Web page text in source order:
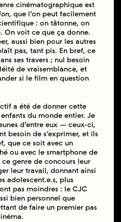
cinématographique est
, que l’on peut facilement
: on tâtonne, on
On voit ce que ça donne.
aussi bien pour les autres
pas, tant pis. En bref, ce
ses travers ; nul besoin
de vraisemblance, et
si le film en question
a été de donner cette
du monde entier. Je
d’entre eux — ceux-ci,
besoin de s’exprimer, et ils
que ce soit avec un
ou avec le smartphone de
genre de concours leur
leur travail, donnant ainsi
adolescent.e.s, plus
pas moindres : le CJC
bien personnel que
de faire un premier pas